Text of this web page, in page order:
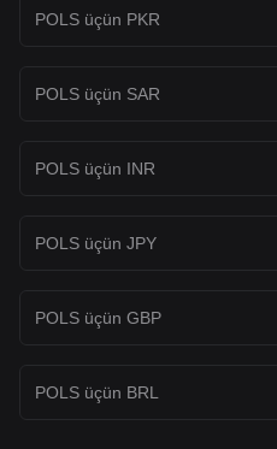
POLS üçün PKR
POLS üçün SAR
POLS üçün INR
POLS üçün JPY
POLS üçün GBP
POLS üçün BRL